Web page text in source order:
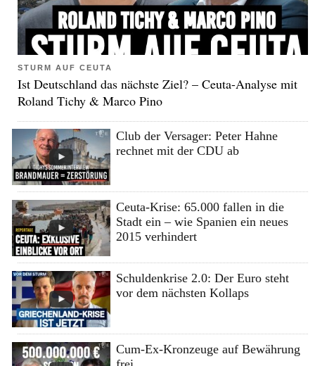
STURM AUF CEUTA
Ist Deutschland das nächste Ziel? – Ceuta-Analyse mit
Roland Tichy & Marco Pino
Club der Versager: Peter Hahne
rechnet mit der CDU ab
Ceuta-Krise: 65.000 fallen in die
Stadt ein – wie Spanien ein neues
2015 verhindert
Schuldenkrise 2.0: Der Euro steht
vor dem nächsten Kollaps
Cum-Ex-Kronzeuge auf Bewährung